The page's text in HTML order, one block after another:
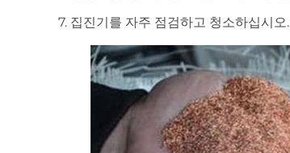
7. 집진기를 자주 점검하고 청소하십시오.